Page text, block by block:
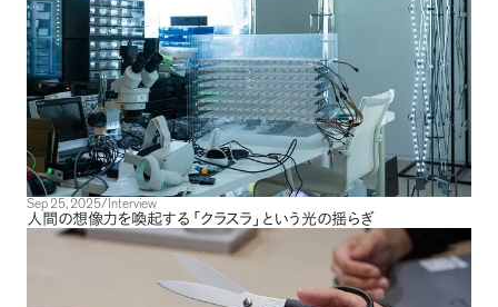
Sep 25, 2025/ Interview
人間の想像力を喚起する 「 クラスラ 」 という光の揺らぎ